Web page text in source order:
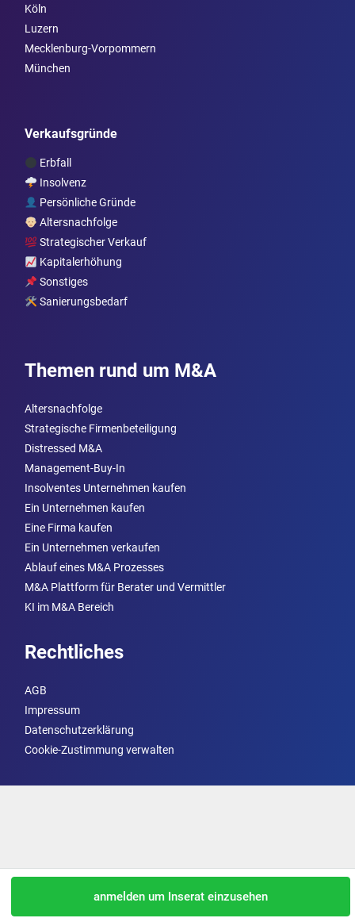
Köln
Luzern
Mecklenburg-Vorpommern
München
Verkaufsgründe
Erbfall
Insolvenz
Persönliche Gründe
Altersnachfolge
Strategischer Verkauf
Kapitalerhöhung
Sonstiges
Sanierungsbedarf
Themen rund um M&A
Altersnachfolge
Strategische Firmenbeteiligung
Distressed M&A
Management-Buy-In
Insolventes Unternehmen kaufen
Ein Unternehmen kaufen
Eine Firma kaufen
Ein Unternehmen verkaufen
Ablauf eines M&A Prozesses
M&A Plattform für Berater und Vermittler
KI im M&A Bereich
Rechtliches
AGB
Impressum
Datenschutzerklärung
Cookie-Zustimmung verwalten
anmelden um Inserat einzusehen